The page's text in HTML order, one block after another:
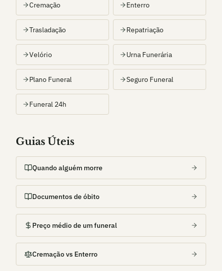
Cremação Enterro
Trasladação Repatriação
Velório Urna Funerária
Plano Funeral Seguro Funeral
Funeral 24h
Guias Úteis
Quando alguém morre
Documentos de óbito
Preço médio de um funeral
Cremação vs Enterro